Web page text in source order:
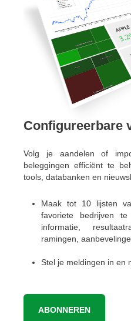
Configureerbare
Volg je aandelen of
beleggingen efficiënt te
tools, databanken en
Maak tot 10 lijsten
favoriete bedrijven
informatie,
ramingen,
Stel je meldingen in en
ABONNEREN